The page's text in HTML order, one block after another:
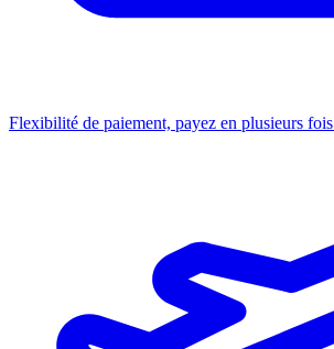
Flexibilité de paiement, payez en plusieurs fois